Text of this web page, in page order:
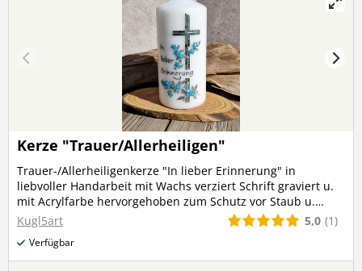
Kerze "Trauer/Allerheiligen"
Trauer-/Allerheiligenkerze "In lieber Erinnerung" in
liebvoller Handarbeit mit Wachs verziert Schrift graviert u.
mit Acrylfarbe hervorgehoben zum Schutz vor Staub u.
Schmutz ist das Motiv mit Kerzenlack überzogen
Kerzenfarbe: weiß Höhe: ca. 15 cm Durchmesser: 7 cm
(Versandkosten werden bei mehreren Produkten nur
einmalig berechnet)
Kugl5art 5,0 (1)
Verfügbar